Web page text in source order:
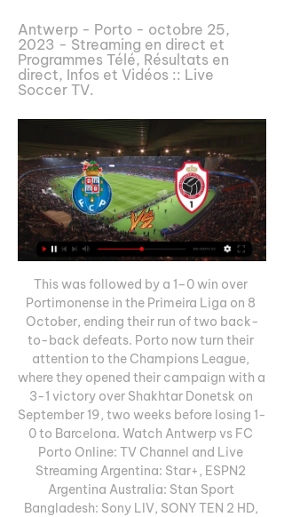
Antwerp - Porto - octobre 25,
2023 - Streaming en direct et
Programmes Télé, Résultats en
direct, Infos et Vidéos :: Live
Soccer TV.
This was followed by a 1–0 win over
Portimonense in the Primeira Liga on 8
October, ending their run of two back-
to-back defeats. Porto now turn their
attention to the Champions League,
where they opened their campaign with a
3-1 victory over Shakhtar Donetsk on
September 19, two weeks before losing 1-
0 to Barcelona. Watch Antwerp vs FC
Porto Online: TV Channel and Live
Streaming Argentina: Star+, ESPN2
Argentina Australia: Stan Sport
Bangladesh: Sony LIV, SONY TEN 2 HD,